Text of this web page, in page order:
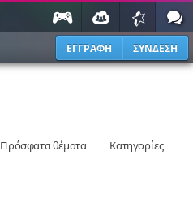
ΕΓΓΡΑΦΗ ΣΥΝΔΕΣΗ
Πρόσφατα θέματα
Κατηγορίες